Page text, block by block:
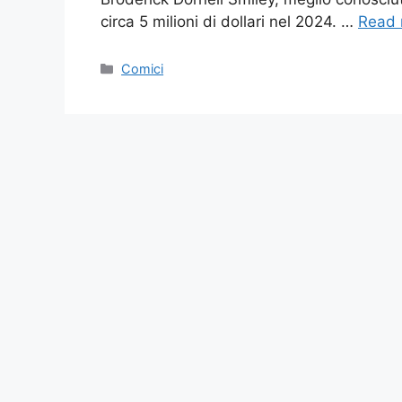
circa 5 milioni di dollari nel 2024. … Read
Categories
Comici